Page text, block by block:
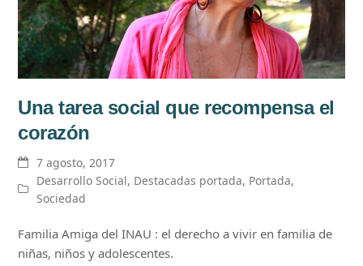
Una tarea social que recompensa el
corazón
7 agosto, 2017
Desarrollo Social, Destacadas portada, Portada,
Sociedad
Familia Amiga del INAU : el derecho a vivir en familia de
niñas, niños y adolescentes.